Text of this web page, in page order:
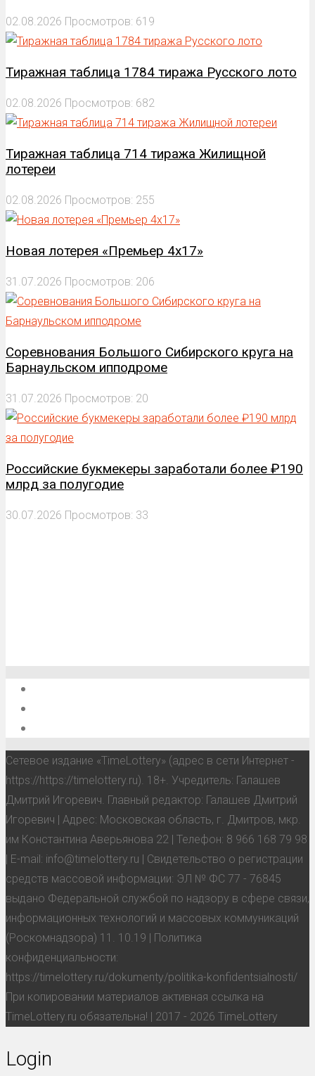
02.08.2026 Просмотров: 619
Тиражная таблица 1784 тиража Русского лото
02.08.2026 Просмотров: 682
Тиражная таблица 714 тиража Жилищной
лотереи
02.08.2026 Просмотров: 255
Новая лотерея «Премьер 4х17»
31.07.2026 Просмотров: 206
Соревнования Большого Сибирского круга на
Барнаульском ипподроме
31.07.2026 Просмотров: 20
Российские букмекеры заработали более ₽190
млрд за полугодие
30.07.2026 Просмотров: 33
Сетевое издание «TimeLottery» (адрес в сети Интернет -
https://https://timelottery.ru). 18+. Учредитель: Галашев
Дмитрий Игоревич. Главный редактор: Галашев Дмитрий
Игоревич | Адрес: Московская область, г. Дмитров, мкр.
им Константина Аверьянова 22 | Телефон: 8 966 168 79 98
| E-mail: info@timelottery.ru | Свидетельство о регистрации
средств массовой информации: ЭЛ № ФС 77 - 76845
выдано Федеральной службой по надзору в сфере связи,
информационных технологий и массовых коммуникаций
(Роскомнадзора) 11. 10.19 | Политика
конфиденциальности:
https://timelottery.ru/dokumenty/politika-konfidentsialnosti/
При копировании материалов активная ссылка на
TimeLottery.ru обязательна! | 2017 - 2026 TimeLottery
Login